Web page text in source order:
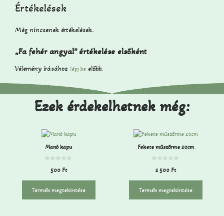
Értékelések
Még nincsenek értékelések.
„Fa fehér angyal” értékelése elsőként
Vélemény írásához lépj be előbb.
Ezek érdekelhetnek még:
Manó kapu
5
b
l
500 Ft
Termék megtekintése
Fekete műszőrme 20cm
5
b
l
2 500 Ft
Termék megtekintése